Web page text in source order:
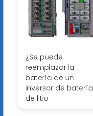
¿Se puede
reemplazar la
batería de un
inversor de batería
de litio